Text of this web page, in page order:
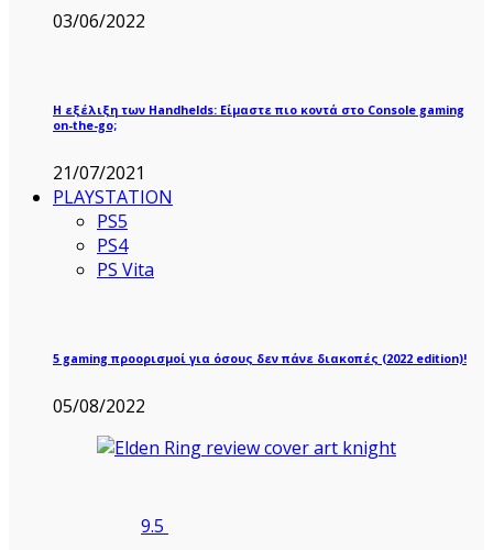
03/06/2022
Η εξέλιξη των Handhelds: Είμαστε πιο κοντά στο Console gaming
on-the-go;
21/07/2021
PLAYSTATION
PS5
PS4
PS Vita
5 gaming προορισμοί για όσους δεν πάνε διακοπές (2022 edition)!
05/08/2022
9.5